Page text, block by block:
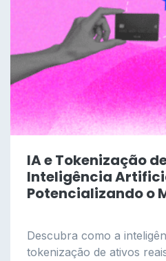
IA e Tokenização
Inteligência
Potencializando o
Descubra como a
tokenização de ativos